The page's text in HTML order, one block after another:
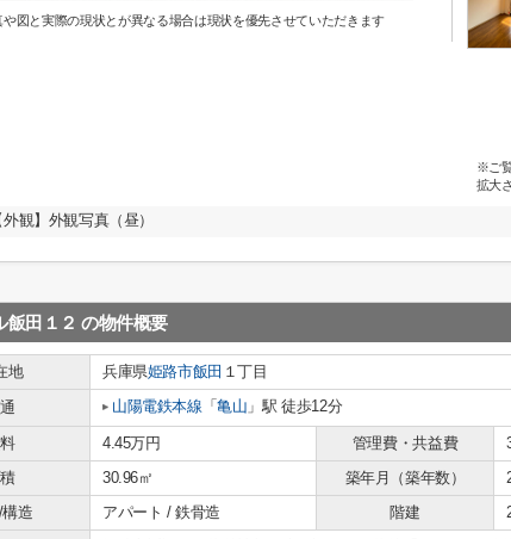
図と実際の現状とが異なる場合は現状を優先させていただきます
※ご
拡大
外観】外観写真（昼）
飯田１２ の物件概要
地 兵庫県姫路市飯田 １丁目
山陽電鉄本線 「亀山 」駅 徒歩12分
4.45万円 管理費・共益費
30.96㎡ 築年月（築年数）
造
アパート / 鉄骨造 階建